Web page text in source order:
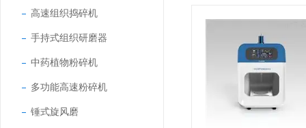
高速组织捣碎机
手持式组织研磨器
中药植物粉碎机
多功能高速粉碎机
锤式旋风磨